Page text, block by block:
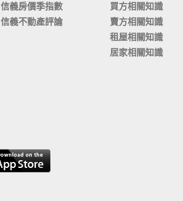
信義房價季指數
信義不動產評論
買方相關知識
賣方相關知識
租屋相關知識
居家相關知識